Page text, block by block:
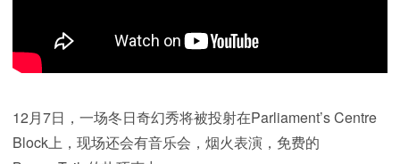
12月7日，一场冬日奇幻秀将被投射在Parliament’s Centre
Block上，现场还会有音乐会，烟火表演，免费的